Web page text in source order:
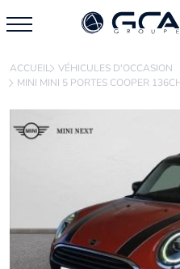
ACCUEIL VÉHICULES D'OCCASION
MINI MINI 5 PORTES COOPER